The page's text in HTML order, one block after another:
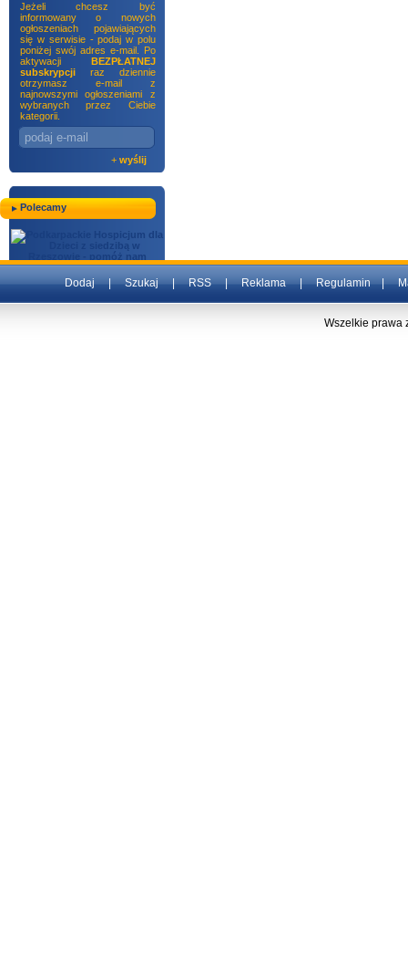
Jeżeli chcesz być
informowany o nowych
ogłoszeniach pojawiających
się w serwisie - podaj w polu
poniżej swój adres e-mail. Po
aktywacji BEZPŁATNEJ
subskrypcji raz dziennie
otrzymasz e-mail z
najnowszymi ogłoszeniami z
wybranych przez Ciebie
kategorii.
+ wyślij
Polecamy
Dodaj|Szukaj|RSS|Reklama|Regulamin|
Wszelkie prawa